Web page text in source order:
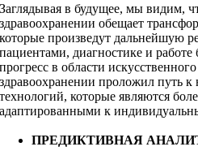
Заглядывая в будущее, мы видим,
здравоохранении обещает
которые произведут дальнейшую
пациентами, диагностике и
прогресс в области
здравоохранении проложил путь
технологий, которые являются
адаптированными к
ПРЕДИКТИВНАЯ